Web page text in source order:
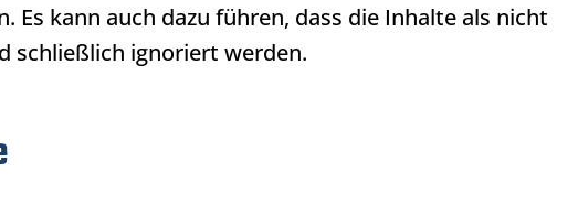
Es kann auch dazu führen, dass die Inhalte als nicht
schließlich ignoriert werden.